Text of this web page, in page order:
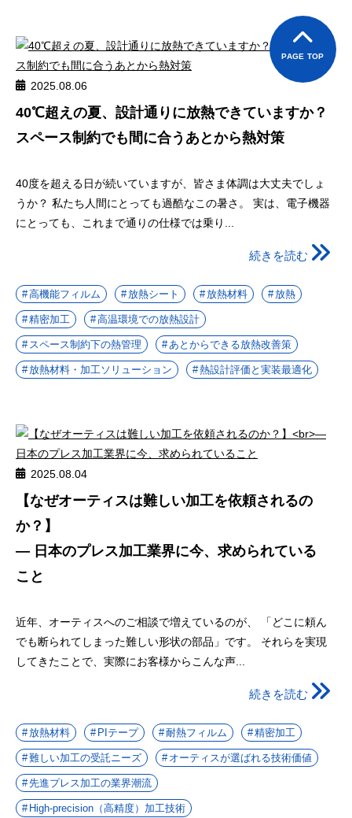
PAGE TOP
2025.08.06
40℃超えの夏、設計通りに放熱できていますか？
スペース制約でも間に合うあとから熱対策
40度を超える日が続いていますが、皆さま体調は大丈夫でしょ
うか？ 私たち人間にとっても過酷なこの暑さ。 実は、電子機器
にとっても、これまで通りの仕様では乗り...
続きを読む
高機能フィルム 放熱シート 放熱材料 放熱
精密加工 高温環境での放熱設計
スペース制約下の熱管理 あとからできる放熱改善策
放熱材料・加工ソリューション 熱設計評価と実装最適化
2025.08.04
【なぜオーティスは難しい加工を依頼されるの
か？】
― 日本のプレス加工業界に今、求められている
こと
近年、オーティスへのご相談で増えているのが、 「どこに頼ん
でも断られてしまった難しい形状の部品」です。 それらを実現
してきたことで、実際にお客様からこんな声...
続きを読む
放熱材料 PIテープ 耐熱フィルム 精密加工
難しい加工の受託ニーズ オーティスが選ばれる技術価値
先進プレス加工の業界潮流
High-precision（高精度）加工技術